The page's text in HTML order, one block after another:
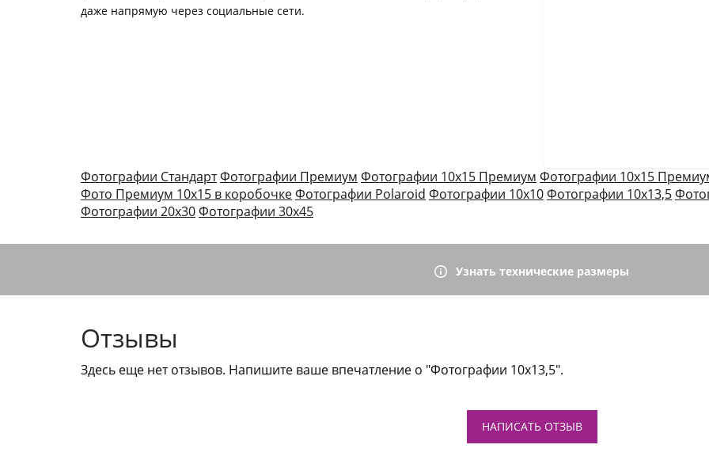
даже напрямую через социальные сети.
Фотографии СтандартФотографии Премиум Фотографии 10х15 Премиум Фотографии 10х15
Фото Премиум 10х15 в коробочкеФотографии Polaroid Фотографии 10х10Фотографии 10х13,5
Фотографии 20х30Фотографии 30х45
Узнать технические размеры
Отзывы
Здесь еще нет отзывов. Напишите ваше впечатление о "Фотографии 10x13,5".
НАПИСАТЬ ОТЗЫВ